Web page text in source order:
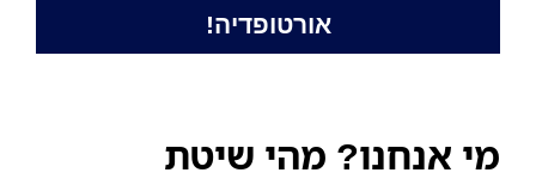
אורטופדיה!
מי אנחנו? מהי שיטת